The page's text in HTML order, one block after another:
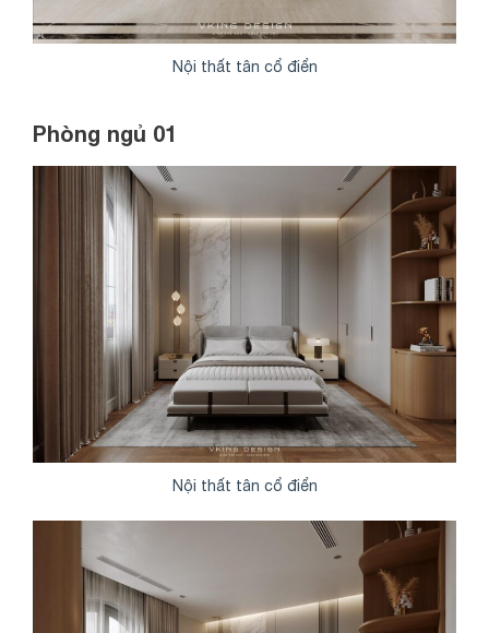
Nội thất tân cổ điển
Phòng ngủ 01
Nội thất tân cổ điển